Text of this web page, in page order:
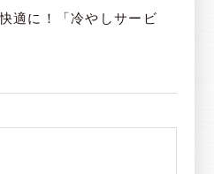
適に！「冷やしサービ